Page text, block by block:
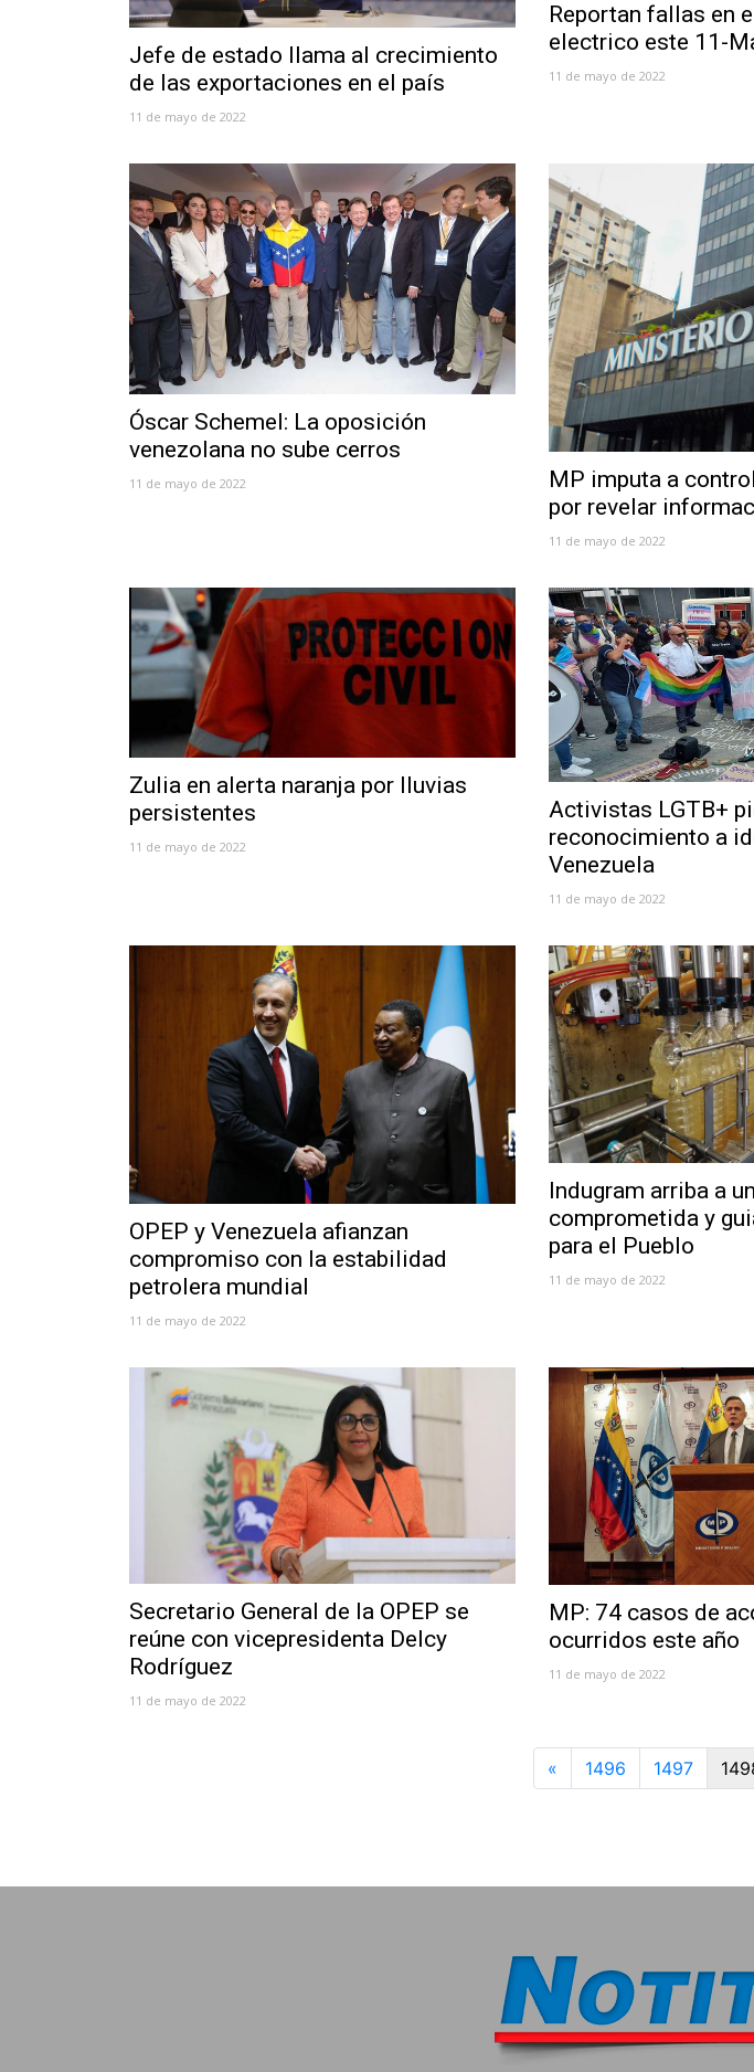
Jefe de estado llama al crecimiento
de las exportaciones en el país
11 de mayo de 2022
Reportan fallas en
electrico este 11-
11 de mayo de 2022
Óscar Schemel: La oposición
venezolana no sube cerros
11 de mayo de 2022
MP imputa a
por revelar
11 de mayo de 2022
Zulia en alerta naranja por lluvias
persistentes
11 de mayo de 2022
Activistas LGTB+
reconocimiento a
Venezuela
11 de mayo de 2022
OPEP y Venezuela afianzan
compromiso con la estabilidad
petrolera mundial
11 de mayo de 2022
Indugram arriba a
comprometida y
para el Pueblo
11 de mayo de 2022
Secretario General de la OPEP se
reúne con vicepresidenta Delcy
Rodríguez
11 de mayo de 2022
MP: 74 casos de
ocurridos este año
11 de mayo de 2022
« Previous
1496 1497